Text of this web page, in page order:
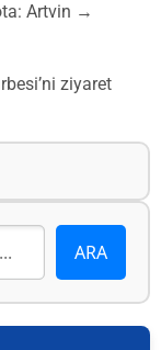
Artvin →
ziyaret